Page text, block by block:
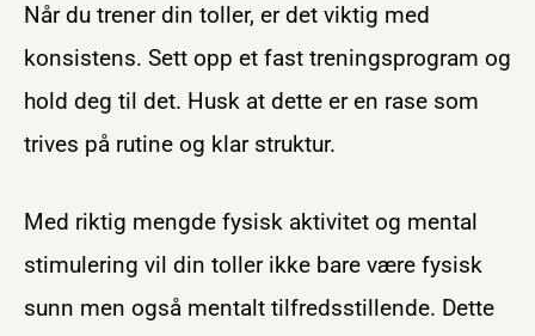
Når du trener din toller, er det viktig med
konsistens. Sett opp et fast treningsprogram og
hold deg til det. Husk at dette er en rase som
trives på rutine og klar struktur.
Med riktig mengde fysisk aktivitet og mental
stimulering vil din toller ikke bare være fysisk
sunn men også mentalt tilfredsstillende. Dette